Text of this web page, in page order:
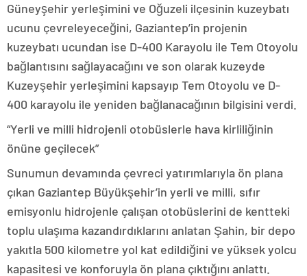
Güneyşehir yerleşimini ve Oğuzeli ilçesinin kuzeybatı
ucunu çevreleyeceğini, Gaziantep’in projenin
kuzeybatı ucundan ise D-400 Karayolu ile Tem Otoyolu
bağlantısını sağlayacağını ve son olarak kuzeyde
Kuzeyşehir yerleşimini kapsayıp Tem Otoyolu ve D-
400 karayolu ile yeniden bağlanacağının bilgisini verdi.
“Yerli ve milli hidrojenli otobüslerle hava kirliliğinin
önüne geçilecek”
Sunumun devamında çevreci yatırımlarıyla ön plana
çıkan Gaziantep Büyükşehir’in yerli ve milli, sıfır
emisyonlu hidrojenle çalışan otobüslerini de kentteki
toplu ulaşıma kazandırdıklarını anlatan Şahin, bir depo
yakıtla 500 kilometre yol kat edildiğini ve yüksek yolcu
kapasitesi ve konforuyla ön plana çıktığını anlattı.